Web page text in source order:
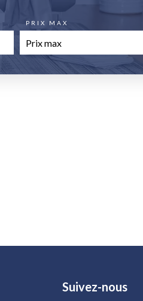
PRIX MAX
Suivez-nous